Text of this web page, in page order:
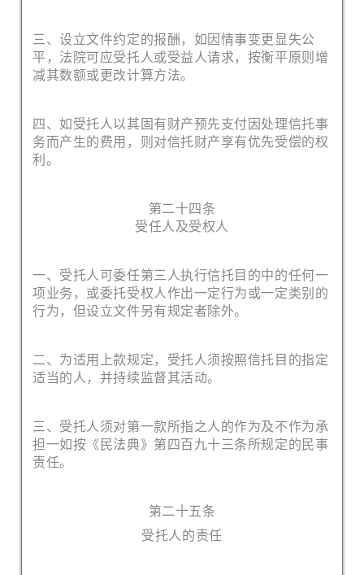
三、设立文件约定的报酬，如因情事变更显失公
平，法院可应受托人或受益人请求，按衡平原则增
减其数额或更改计算方法。
四、如受托人以其固有财产预先支付因处理信托事
务而产生的费用，则对信托财产享有优先受偿的权
利。
第二十四条
受任人及受权人
一、受托人可委任第三人执行信托目的中的任何一
项业务，或委托受权人作出一定行为或一定类别的
行为，但设立文件另有规定者除外。
二、为适用上款规定，受托人须按照信托目的指定
适当的人，并持续监督其活动。
三、受托人须对第一款所指之人的作为及不作为承
担一如按《民法典》第四百九十三条所规定的民事
责任。
第二十五条
受托人的责任